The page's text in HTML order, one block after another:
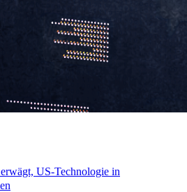
US-Technologie in